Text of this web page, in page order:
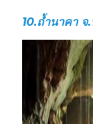
10.ถ้ำนาคา จ